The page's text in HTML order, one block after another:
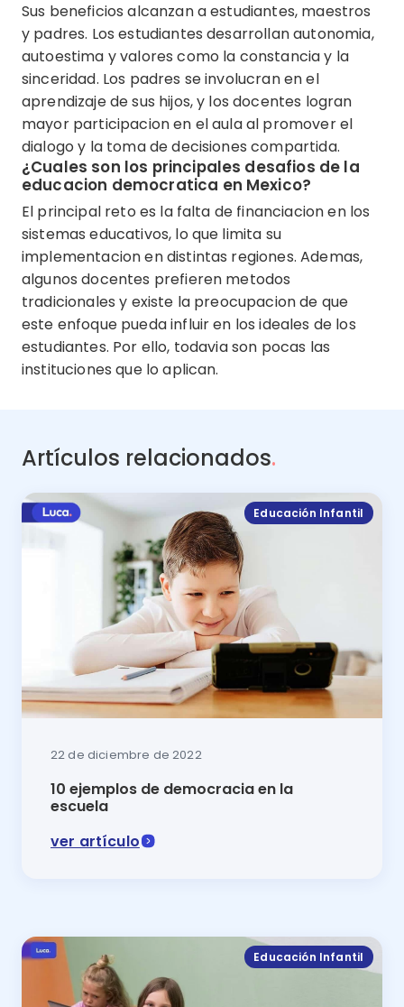
Sus beneficios alcanzan a estudiantes, maestros
y padres. Los estudiantes desarrollan autonomia,
autoestima y valores como la constancia y la
sinceridad. Los padres se involucran en el
aprendizaje de sus hijos, y los docentes logran
mayor participacion en el aula al promover el
dialogo y la toma de decisiones compartida.
¿Cuales son los principales desafios de la
educacion democratica en Mexico?
El principal reto es la falta de financiacion en los
sistemas educativos, lo que limita su
implementacion en distintas regiones. Ademas,
algunos docentes prefieren metodos
tradicionales y existe la preocupacion de que
este enfoque pueda influir en los ideales de los
estudiantes. Por ello, todavia son pocas las
instituciones que lo aplican.
Artículos relacionados.
Educación Infantil
22 de diciembre de 2022
10 ejemplos de democracia en la
escuela
ver artículo
Educación Infantil